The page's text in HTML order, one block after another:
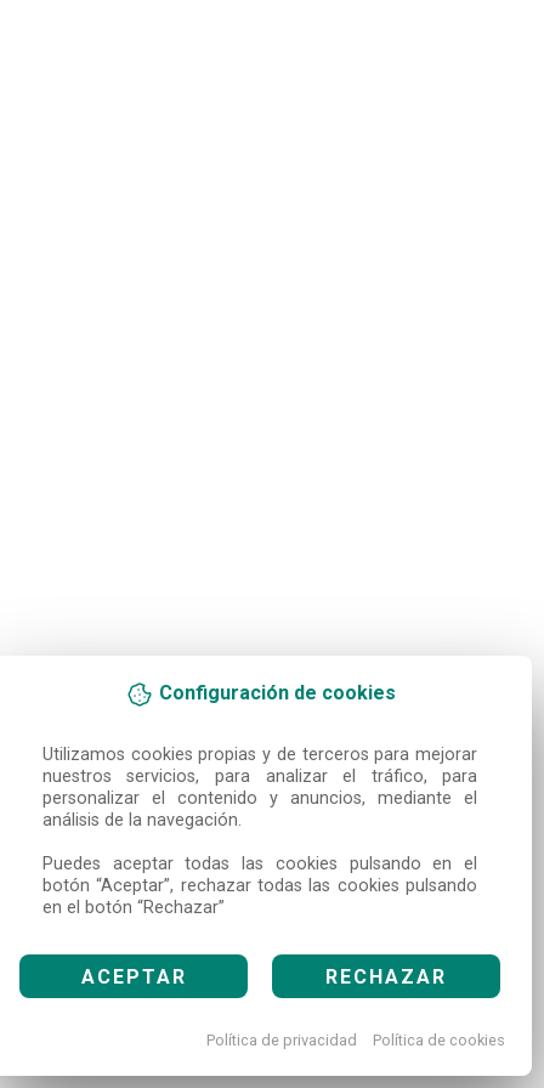
Configuración de cookies
Utilizamos cookies propias y de terceros para mejorar
nuestros servicios, para analizar el tráfico, para
personalizar el contenido y anuncios, mediante el
análisis de la navegación.
Puedes aceptar todas las cookies pulsando en el
botón “Aceptar”, rechazar todas las cookies pulsando
en el botón “Rechazar”
ACEPTAR RECHAZAR
Política de privacidad Política de cookies